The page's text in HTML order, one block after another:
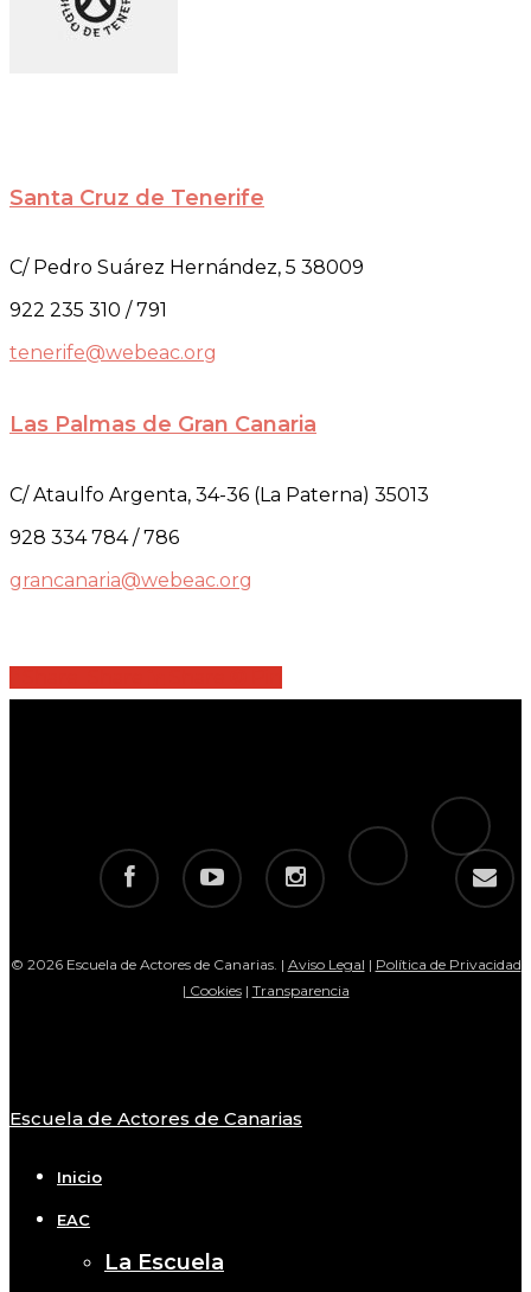
Santa Cruz de Tenerife
C/ Pedro Suárez Hernández, 5 38009
922 235 310 / 791
tenerife@webeac.org
Las Palmas de Gran Canaria
C/ Ataulfo Argenta, 34-36 (La Paterna) 35013
928 334 784 / 786
grancanaria@webeac.org
facebook youtube instagram
telegram
tiktok
email
© 2026 Escuela de Actores de Canarias. | Aviso Legal | Política de Privacidad
| Cookies| Transparencia
Close
Escuela de Actores de Canarias
Inicio
EAC
La Escuela